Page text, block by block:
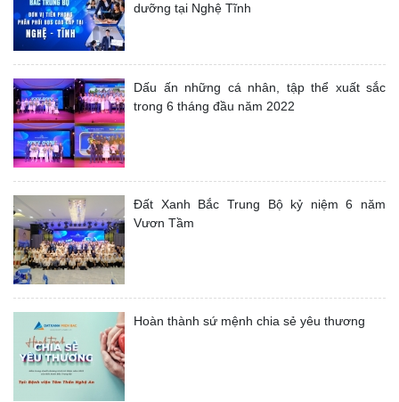
dưỡng tại Nghệ Tĩnh
Dấu ấn những cá nhân, tập thể xuất sắc
trong 6 tháng đầu năm 2022
Đất Xanh Bắc Trung Bộ kỷ niệm 6 năm
Vươn Tầm
Hoàn thành sứ mệnh chia sẻ yêu thương